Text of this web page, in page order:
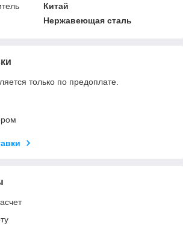
Китай
Нержавеющая сталь
только по предоплате.